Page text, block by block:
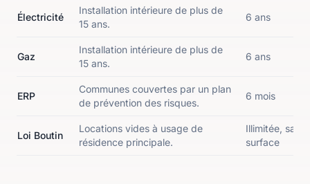
Électricité
Installation intérieure de plus de
15 ans.
6 ans
Gaz
Installation intérieure de plus de
15 ans.
6 ans
ERP
Communes couvertes par un plan
de prévention des risques.
6 mois
Loi Boutin
Locations vides à usage de
résidence principale.
Illimitée, sauf
surface